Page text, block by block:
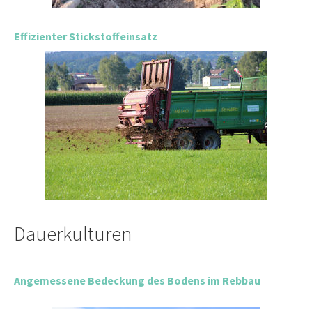
Effizienter Stickstoffeinsatz
Dauerkulturen
Angemessene Bedeckung des Bodens im Rebbau